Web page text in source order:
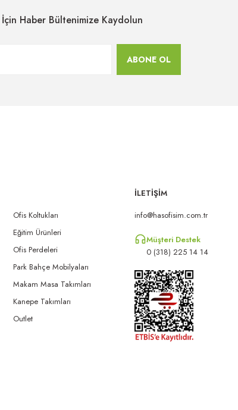
Haber Bültenimize Kaydolun
ABONE OL
Ofis Koltukları
Eğitim Ürünleri
Ofis Perdeleri
Park Bahçe Mobilyaları
Makam Masa Takımları
Kanepe Takımları
Outlet
İLETİŞİM
info@hasofisim.com.tr
Müşteri Destek
0 (318) 225 14 14